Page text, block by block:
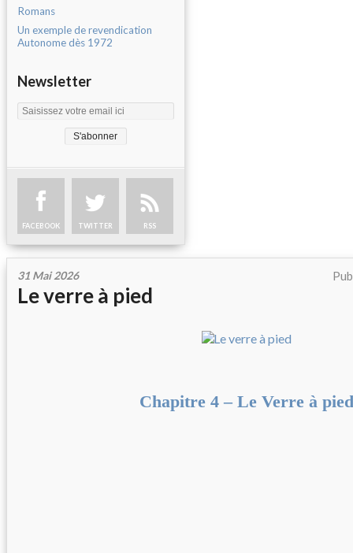
Romans
Un exemple de revendication
Autonome dès 1972
Newsletter
FACEBOOK TWITTER RSS
31 Mai 2026
Le verre à pied
Chapitre 4 – Le Verre à pied